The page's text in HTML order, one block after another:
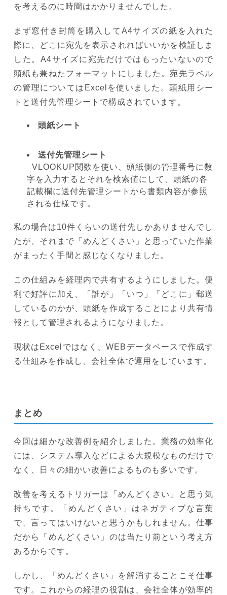
を考えるのに時間はかかりませんでした。
まず窓付き封筒を購入してA4サイズの紙を入れた
際に、どこに宛先を表示されればいいかを検証しま
した。A4サイズに宛先だけではもったいないので
頭紙も兼ねたフォーマットにしました。宛先ラベル
の管理についてはExcelを使いました。頭紙用シー
トと送付先管理シートで構成されています。
頭紙シート
送付先管理シート
VLOOKUP関数を使い、頭紙側の管理番号に数
字を入力するとそれを検索値にして、頭紙の各
記載欄に送付先管理シートから書類内容が参照
される仕様です。
私の場合は10件くらいの送付先しかありませんでし
たが、それまで「めんどくさい」と思っていた作業
がまったく手間と感じなくなりました。
この仕組みを経理内で共有するようにしました。便
利で好評に加え、「誰が」「いつ」「どこに」郵送
しているのかが、頭紙を作成することにより共有情
報として管理されるようになりました。
現状はExcelではなく、WEBデータベースで作成す
る仕組みを作成し、会社全体で運用をしています。
まとめ
今回は細かな改善例を紹介しました。業務の効率化
には、システム導入などによる大規模なものだけで
なく、日々の細かい改善によるものも多いです。
改善を考えるトリガーは「めんどくさい」と思う気
持ちです。「めんどくさい」はネガティブな言葉
で、言ってはいけないと思うかもしれません。仕事
だから「めんどくさい」のは当たり前という考え方
あるからです。
しかし、「めんどくさい」を解消することこそ仕事
です。これからの経理の役割は、会社全体が効率的